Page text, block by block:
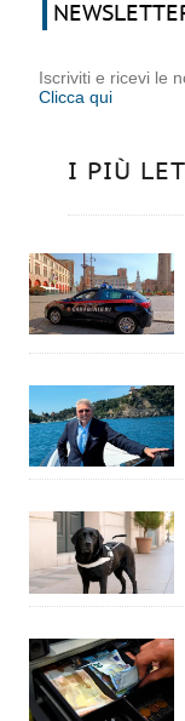
Iscriviti e ricevi le
Clicca qui
I PIÙ